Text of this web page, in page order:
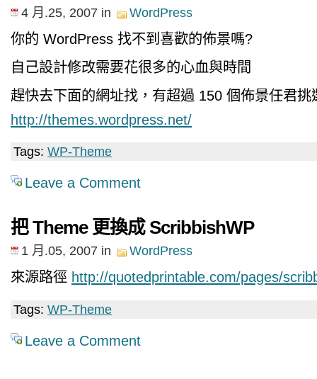
4 月.25, 2007 in WordPress
你的 WordPress 找不到喜歡的佈景嗎?
自己設計修改需要花很多的心血與時間
趕快去下面的網址找，有超過 150 個佈景任君挑
http://themes.wordpress.net/
Tags: WP-Theme
Leave a Comment
把 Theme 更換成 ScribbishWP
1 月.05, 2007 in WordPress
來源路徑 http://quotedprintable.com/pages/
Tags: WP-Theme
Leave a Comment